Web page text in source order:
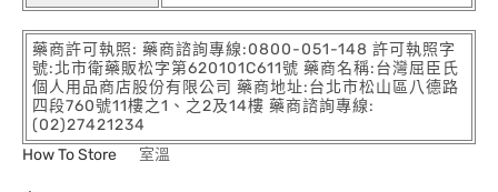
藥商許可執照: 藥商諮詢專線:0800-051-148 許可執照字
號:北市衛藥販松字第620101C611號 藥商名稱:台灣屈臣氏
個人用品商店股份有限公司 藥商地址:台北市松山區八德路
四段760號11樓之1、之2及14樓 藥商諮詢專線:
(02)27421234
How To Store
室溫